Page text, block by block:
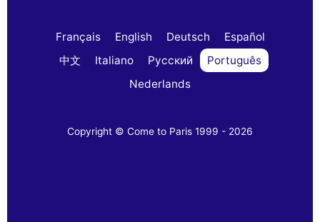
Français English Deutsch
Español
中文
Italiano Русский
Português
Nederlands
Copyright © Come to Paris 1999 - 2026